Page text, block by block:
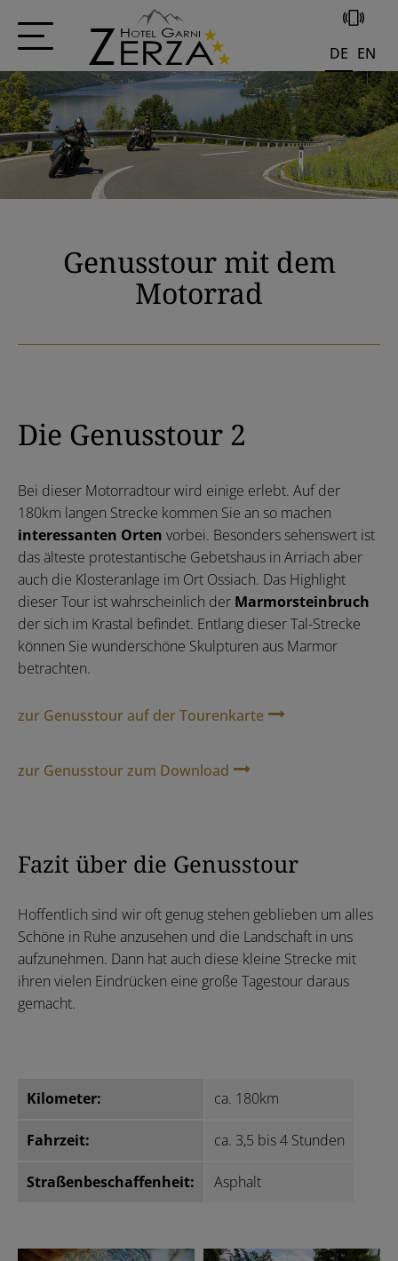
+43 4285 556
Genusstour mit dem
Motorrad
Die Genusstour 2
Bei dieser Motorradtour wird einige erlebt. Auf der
180km langen Strecke kommen Sie an so machen
interessanten Orten vorbei. Besonders sehenswert ist
das älteste protestantische Gebetshaus in Arriach aber
auch die Klosteranlage im Ort Ossiach. Das Highlight
dieser Tour ist wahrscheinlich der Marmorsteinbruch
der sich im Krastal befindet. Entlang dieser Tal-Strecke
können Sie wunderschöne Skulpturen aus Marmor
betrachten.
zur Genusstour auf der Tourenkarte
zur Genusstour zum Download
Fazit über die Genusstour
Hoffentlich sind wir oft genug stehen geblieben um alles
Schöne in Ruhe anzusehen und die Landschaft in uns
aufzunehmen. Dann hat auch diese kleine Strecke mit
ihren vielen Eindrücken eine große Tagestour daraus
gemacht.
Kilometer: ca. 180km
Fahrzeit: ca. 3,5 bis 4 Stunden
Straßenbeschaffenheit: Asphalt
DE EN